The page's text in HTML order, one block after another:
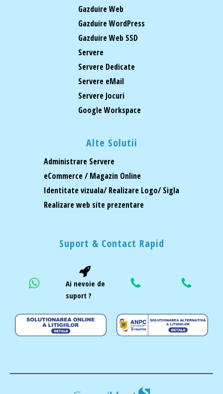
Gazduire Web
Gazduire WordPress
Gazduire Web SSD
Servere
Servere Dedicate
Servere eMail
Servere Jocuri
Google Workspace
Alte Solutii
Administrare Servere
eCommerce / Magazin Online
Identitate vizuala/ Realizare Logo/ Sigla
Realizare web site prezentare
Suport & Contact Rapid
Ai nevoie de
suport ?